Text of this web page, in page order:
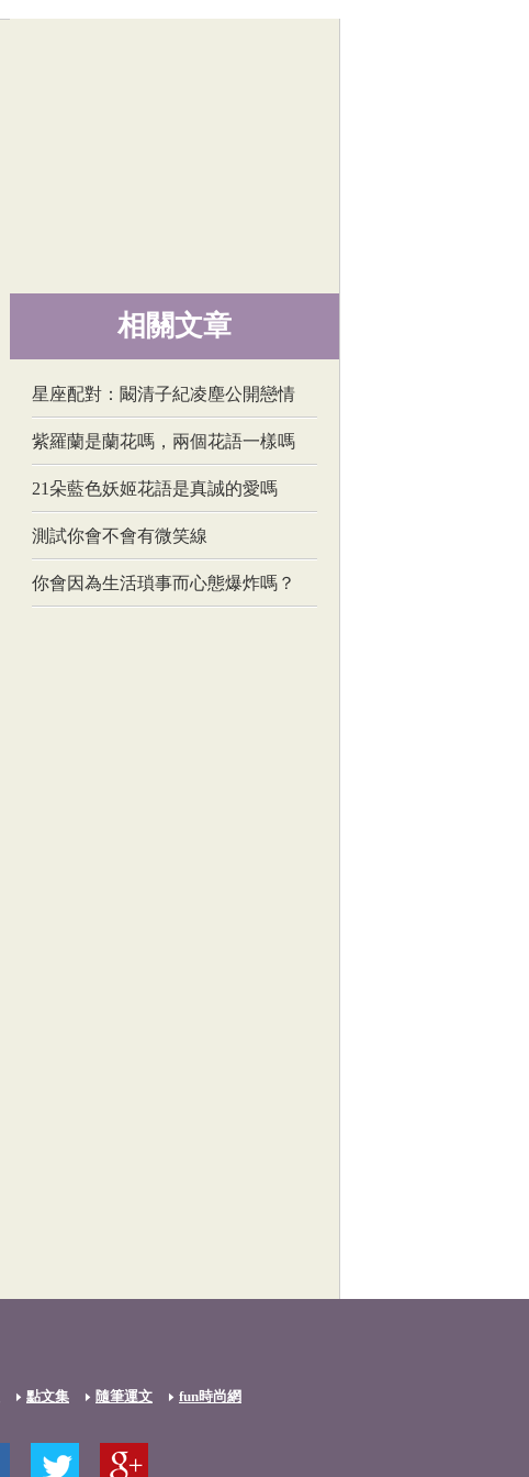
相關文章
星座配對：闞清子紀凌塵公開戀情
紫羅蘭是蘭花嗎，兩個花語一樣嗎
21朵藍色妖姬花語是真誠的愛嗎
測試你會不會有微笑線
你會因為生活瑣事而心態爆炸嗎？
點文集 隨筆運文
fun時尚網